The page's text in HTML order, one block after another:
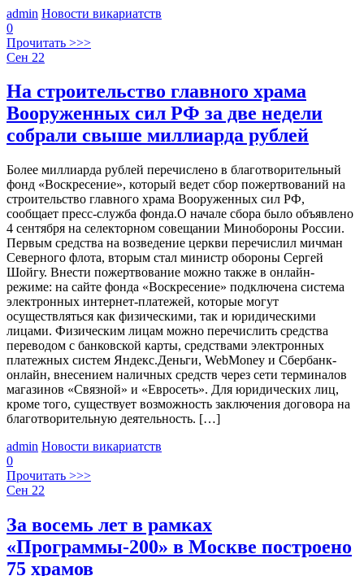
admin Новости викариатств
0
Прочитать >>>
Сен 22
На строительство главного храма
Вооруженных сил РФ за две недели
собрали свыше миллиарда рублей
Более миллиарда рублей перечислено в благотворительный
фонд «Воскресение», который ведет сбор пожертвований на
строительство главного храма Вооруженных сил РФ,
сообщает пресс-служба фонда.О начале сбора было объявлено
4 сентября на селекторном совещании Минобороны России.
Первым средства на возведение церкви перечислил мичман
Северного флота, вторым стал министр обороны Сергей
Шойгу. Внести пожертвование можно также в онлайн-
режиме: на сайте фонда «Воскресение» подключена система
электронных интернет-платежей, которые могут
осуществляться как физическими, так и юридическими
лицами. Физическим лицам можно перечислить средства
переводом с банковской карты, средствами электронных
платежных систем Яндекс.Деньги, WebMoney и Сбербанк-
онлайн, внесением наличных средств через сети терминалов
магазинов «Связной» и «Евросеть». Для юридических лиц,
кроме того, существует возможность заключения договора на
благотворительную деятельность. […]
admin Новости викариатств
0
Прочитать >>>
Сен 22
За восемь лет в рамках
«Программы-200» в Москве построено
75 храмов